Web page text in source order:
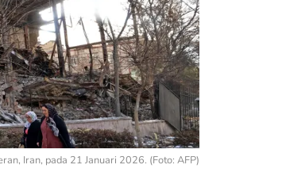
Iran, pada 21 Januari 2026. (Foto: AFP)